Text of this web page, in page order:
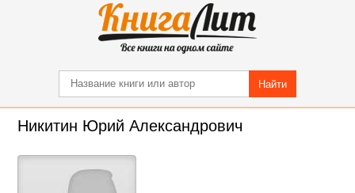
Найти
Никитин Юрий Александрович